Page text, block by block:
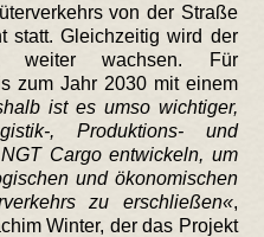
von der Straße
statt. Gleichzeitig wird der
weiter wachsen. Für
zum Jahr 2030 mit einem
ist es umso wichtiger,
, Produktions- und
Cargo entwickeln, um
und ökonomischen
zu erschließen ,
Winter, der das Projekt